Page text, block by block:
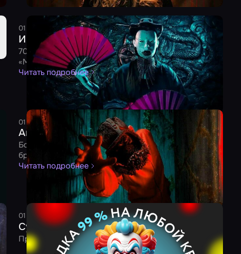
01 августа 20244 минуты Редакция
Июльские новички от 31.07.2024
70 новых игр уже доступны для бронирования на
«Мире Квестов»
Читать подробнее
01 мая 2024 4 минуты Редакция
Апрельские новинки от 30.04.2024
Более 90 новых игр уже доступны для
бронирования
Читать подробнее
01 апреля 20241 минута Редакция
Сумасшедшая акция
Промокод внутри!